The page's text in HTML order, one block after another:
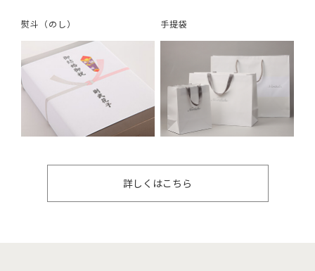
熨斗（のし） 手提袋
詳しくはこちら